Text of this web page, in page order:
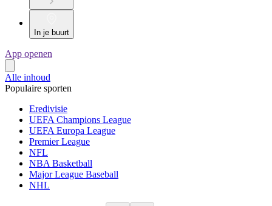
In je buurt
App openen
Alle inhoud
Populaire sporten
Eredivisie
UEFA Champions League
UEFA Europa League
Premier League
NFL
NBA Basketball
Major League Baseball
NHL